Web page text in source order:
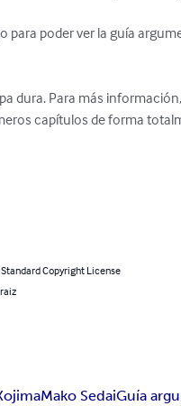
para poder ver la guía
dura. Para más
capítulos de forma
Copyright License
Mako SedaiGuía